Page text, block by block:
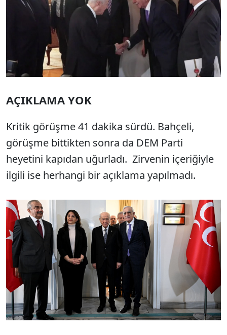
AÇIKLAMA YOK
Kritik görüşme 41 dakika sürdü. Bahçeli,
görüşme bittikten sonra da DEM Parti
heyetini kapıdan uğurladı. Zirvenin içeriğiyle
ilgili ise herhangi bir açıklama yapılmadı.